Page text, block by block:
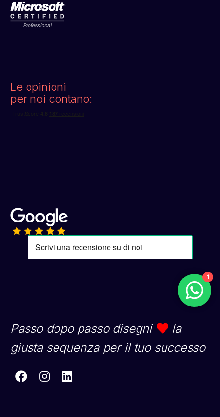
Le opinioni
per noi contano:
Passo dopo passo disegni
la
giusta sequenza per il tuo successo
1